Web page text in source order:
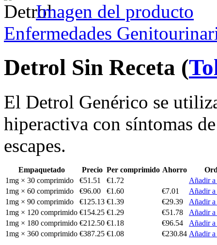
Imagen del producto
Enfermedades
Detrol Sin Receta (
El Detrol Genérico se
hiperactiva con síntomas
escapes.
Empaquetado Precio Per comprimido Ahorro
1mg × 30 comprimido
€51.51 €1.72
Añadir a
1mg × 60 comprimido
€96.00 €1.60 €7.01
Añadir a
1mg × 90 comprimido
€125.13 €1.39 €29.39
Añadir a
1mg × 120 comprimido €154.25 €1.29 €51.78
Añadir a
1mg × 180 comprimido €212.50 €1.18 €96.54
Añadir a
1mg × 360 comprimido €387.25 €1.08 €230.84 Añadir a